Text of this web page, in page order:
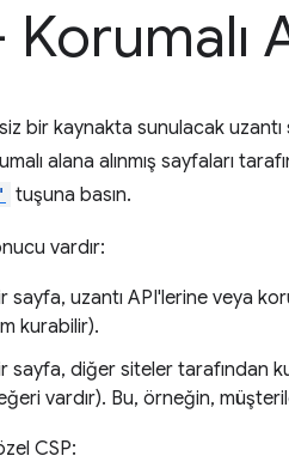
bir kaynakta sunulacak
alana alınmış sayfaları
tuşuna basın.
vardır:
sayfa, uzantı API'lerine veya
kurabilir).
sayfa, diğer siteler tarafından
vardır). Bu, örneğin,
CSP: